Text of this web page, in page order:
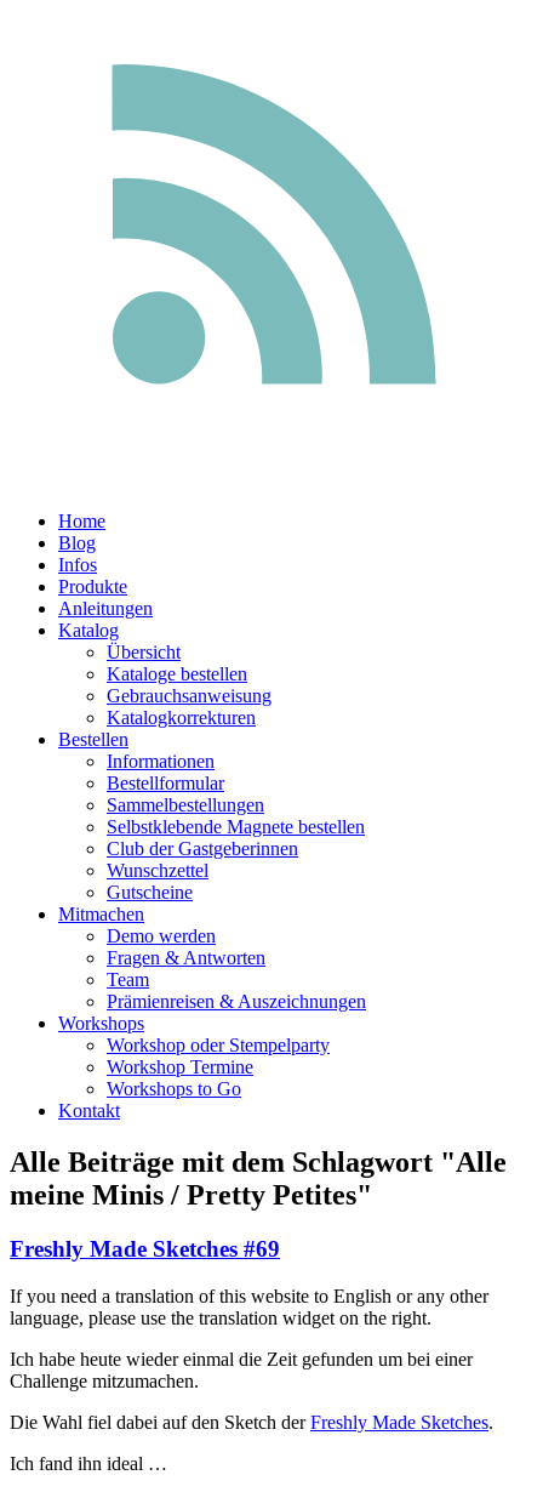
Home
Blog
Infos
Produkte
Anleitungen
Katalog
Übersicht
Kataloge bestellen
Gebrauchsanweisung
Katalogkorrekturen
Bestellen
Informationen
Bestellformular
Sammelbestellungen
Selbstklebende Magnete bestellen
Club der Gastgeberinnen
Wunschzettel
Gutscheine
Mitmachen
Demo werden
Fragen & Antworten
Team
Prämienreisen & Auszeichnungen
Workshops
Workshop oder Stempelparty
Workshop Termine
Workshops to Go
Kontakt
Alle Beiträge mit dem Schlagwort "Alle
meine Minis / Pretty Petites"
Freshly Made Sketches #69
If you need a translation of this website to English or any other
language, please use the translation widget on the right.
Ich habe heute wieder einmal die Zeit gefunden um bei einer
Challenge mitzumachen.
Die Wahl fiel dabei auf den Sketch derFreshly Made Sketches.
Ich fand ihn ideal …